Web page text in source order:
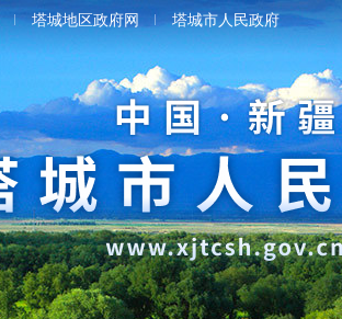
塔城地区政府网 塔城市人民政府